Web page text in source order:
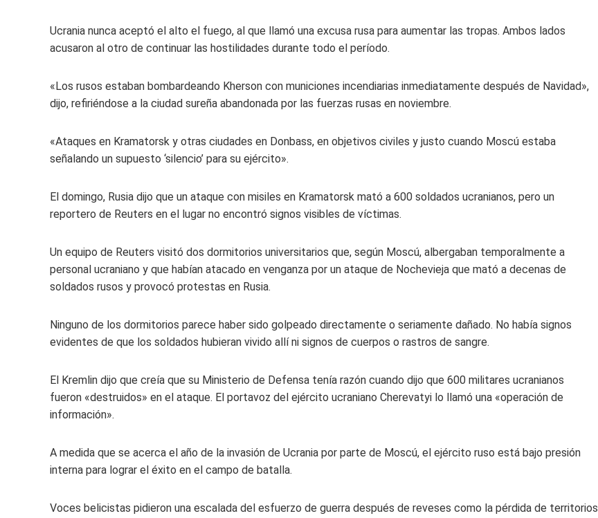
Ucrania nunca aceptó el alto el fuego, al que llamó una excusa rusa para aumentar las tropas. Ambos lados
acusaron al otro de continuar las hostilidades durante todo el período.
«Los rusos estaban bombardeando Kherson con municiones incendiarias inmediatamente después de Navidad»,
dijo, refiriéndose a la ciudad sureña abandonada por las fuerzas rusas en noviembre.
«Ataques en Kramatorsk y otras ciudades en Donbass, en objetivos civiles y justo cuando Moscú estaba
señalando un supuesto ‘silencio’ para su ejército».
El domingo, Rusia dijo que un ataque con misiles en Kramatorsk mató a 600 soldados ucranianos, pero un
reportero de Reuters en el lugar no encontró signos visibles de víctimas.
Un equipo de Reuters visitó dos dormitorios universitarios que, según Moscú, albergaban temporalmente a
personal ucraniano y que habían atacado en venganza por un ataque de Nochevieja que mató a decenas de
soldados rusos y provocó protestas en Rusia.
Ninguno de los dormitorios parece haber sido golpeado directamente o seriamente dañado. No había signos
evidentes de que los soldados hubieran vivido allí ni signos de cuerpos o rastros de sangre.
El Kremlin dijo que creía que su Ministerio de Defensa tenía razón cuando dijo que 600 militares ucranianos
fueron «destruidos» en el ataque. El portavoz del ejército ucraniano Cherevatyi lo llamó una «operación de
información».
A medida que se acerca el año de la invasión de Ucrania por parte de Moscú, el ejército ruso está bajo presión
interna para lograr el éxito en el campo de batalla.
Voces belicistas pidieron una escalada del esfuerzo de guerra después de reveses como la pérdida de territorios